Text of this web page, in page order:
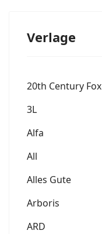
Verlage
20th Century Fox
3L
Alfa
All
Alles Gute
Arboris
ARD